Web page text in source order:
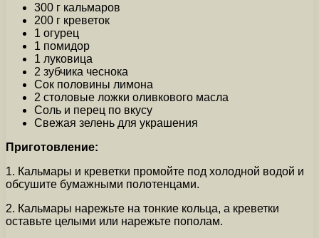
300 г кальмаров
200 г креветок
1 огурец
1 помидор
1 луковица
2 зубчика чеснока
Сок половины лимона
2 столовые ложки оливкового масла
Соль и перец по вкусу
Свежая зелень для украшения
Приготовление:
1. Кальмары и креветки промойте под холодной водой и
обсушите бумажными полотенцами.
2. Кальмары нарежьте на тонкие кольца, а креветки
оставьте целыми или нарежьте пополам.